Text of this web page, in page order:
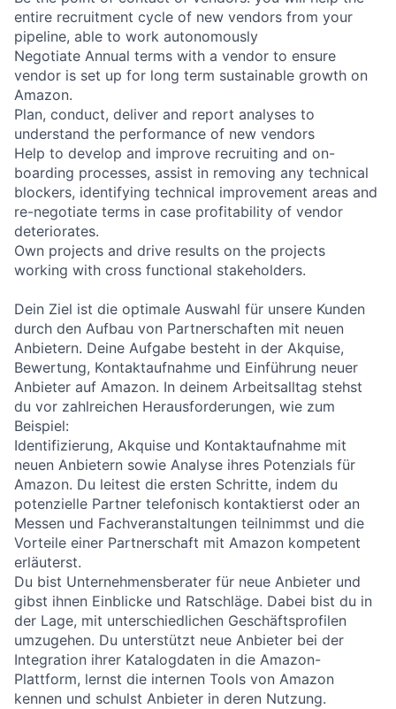
entire recruitment cycle of new vendors from your
pipeline, able to work autonomously
Negotiate Annual terms with a vendor to ensure
vendor is set up for long term sustainable growth on
Amazon.
Plan, conduct, deliver and report analyses to
understand the performance of new vendors
Help to develop and improve recruiting and on-
boarding processes, assist in removing any technical
blockers, identifying technical improvement areas and
re-negotiate terms in case profitability of vendor
deteriorates.
Own projects and drive results on the projects
working with cross functional stakeholders.
Dein Ziel ist die optimale Auswahl für unsere Kunden
durch den Aufbau von Partnerschaften mit neuen
Anbietern. Deine Aufgabe besteht in der Akquise,
Bewertung, Kontaktaufnahme und Einführung neuer
Anbieter auf Amazon. In deinem Arbeitsalltag stehst
du vor zahlreichen Herausforderungen, wie zum
Beispiel:
Identifizierung, Akquise und Kontaktaufnahme mit
neuen Anbietern sowie Analyse ihres Potenzials für
Amazon. Du leitest die ersten Schritte, indem du
potenzielle Partner telefonisch kontaktierst oder an
Messen und Fachveranstaltungen teilnimmst und die
Vorteile einer Partnerschaft mit Amazon kompetent
erläuterst.
Du bist Unternehmensberater für neue Anbieter und
gibst ihnen Einblicke und Ratschläge. Dabei bist du in
der Lage, mit unterschiedlichen Geschäftsprofilen
umzugehen. Du unterstützt neue Anbieter bei der
Integration ihrer Katalogdaten in die Amazon-
Plattform, lernst die internen Tools von Amazon
kennen und schulst Anbieter in deren Nutzung.